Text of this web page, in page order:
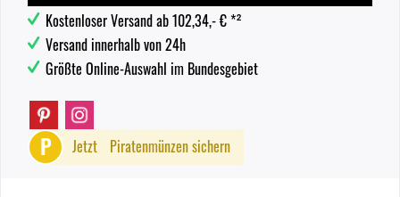
Kostenloser Versand ab 102,34,- € *²
Versand innerhalb von 24h
Größte Online-Auswahl im Bundesgebiet
P Jetzt Piratenmünzen sichern